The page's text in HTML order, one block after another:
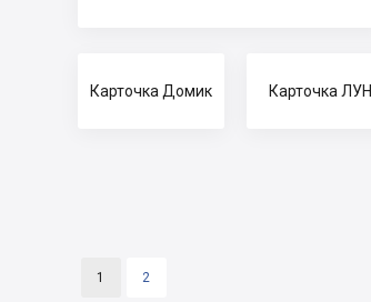
Карточка Домик Карточка ЛУН
1 2